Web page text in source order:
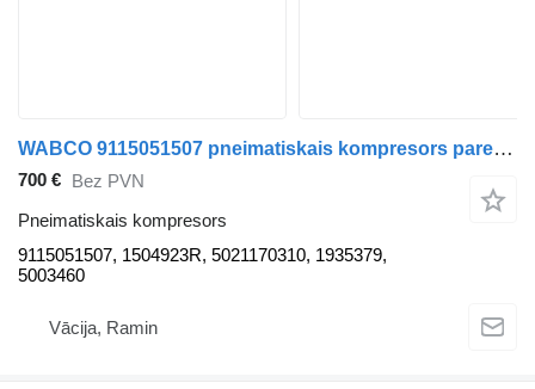
WABCO 9115051507 pneimatiskais kompresors paredzēts DAF VOLVO SCANIA RENAULT kravas automašīnas
700 € Bez PVN
Pneimatiskais kompresors
9115051507, 1504923R, 5021170310, 1935379,
5003460
Vācija, Ramin